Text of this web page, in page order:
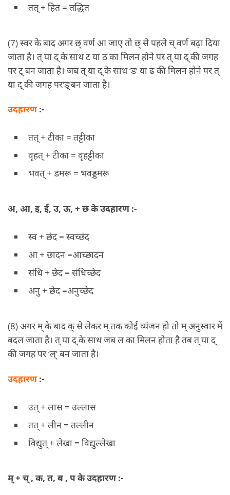
तत् + हित = तद्धित
(7) स्वर के बाद अगर छ् वर्ण आ जाए तो छ् से पहले च् वर्ण बढ़ा दिया
जाता है। त् या द् के साथ ट या ठ का मिलन होने पर त् या द् की जगह
पर ट् बन जाता है। जब त् या द् के साथ ‘ड’ या ढ की मिलन होने पर त्
या द् की जगह पर‘ड्’बन जाता है।
उदहारण:-
तत् + टीका = तट्टीका
वृहत् + टीका = वृहट्टीका
भवत् + डमरू = भवड्डमरू
अ, आ, इ, ई, उ, ऊ, + छ के उदहारण :-
स्व + छंद = स्वच्छंद
आ + छादन =आच्छादन
संधि + छेद = संधिच्छेद
अनु + छेद =अनुच्छेद
(8) अगर म् के बाद क् से लेकर म् तक कोई व्यंजन हो तो म् अनुस्वार में
बदल जाता है। त् या द् के साथ जब ल का मिलन होता है तब त् या द्
की जगह पर ‘ल्’ बन जाता है।
उदहारण:-
उत् + लास = उल्लास
तत् + लीन = तल्लीन
विद्युत् + लेखा = विद्युल्लेखा
म् + च् , क, त, ब , प के उदहारण :-